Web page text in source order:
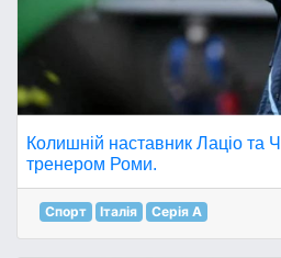
Колишній наставник Лаціо та
тренером Роми.
Спорт Італія Серія A